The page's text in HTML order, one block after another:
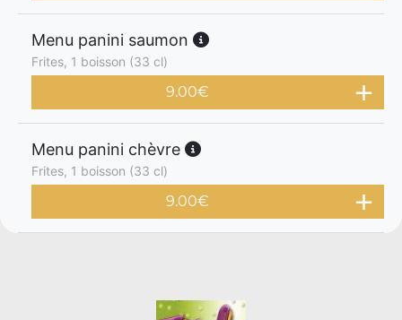
Menu panini saumon
Frites, 1 boisson (33 cl)
9.00€
Menu panini chèvre
Frites, 1 boisson (33 cl)
9.00€